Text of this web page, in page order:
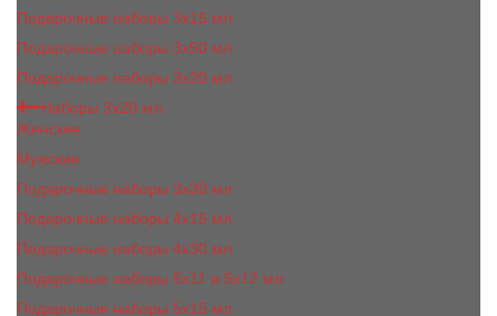
Подарочные наборы 3х15 мл
Подарочные наборы 3x50 мл
Подарочные наборы 3x20 мл
Наборы 3х20 мл
Женские
Мужские
Подарочные наборы 3х30 мл
Подарочные наборы 4x15 мл
Подарочные наборы 4x30 мл
Подарочные наборы 5x11 и 5х12 мл
Подарочные наборы 5x15 мл